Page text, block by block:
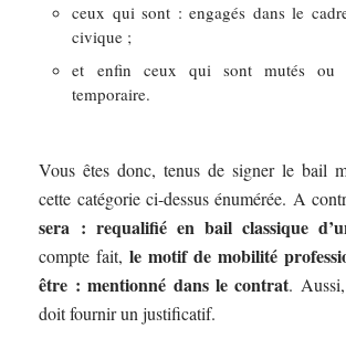
ceux qui sont : engagés dans le
civique ;
et enfin ceux qui sont mutés ou
temporaire.
Vous êtes donc, tenus de signer le bail
cette catégorie ci-dessus énumérée. A
sera : requalifié en bail classique
compte fait,le motif de mobilité
être : mentionné dans le contrat.
doit fournir un justificatif.